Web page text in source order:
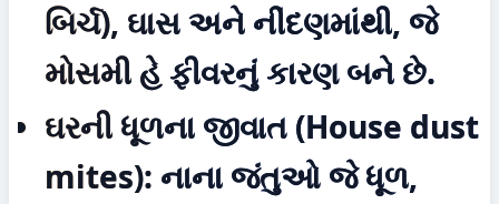
બિર્ચ), ઘાસ અને નીંદણમાંથી, જે
મોસમી હે ફીવરનું કારણ બને છે.
ઘરની ધૂળના જીવાત (House dust
mites): નાના જંતુઓ જે ધૂળ,